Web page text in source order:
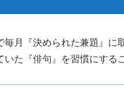
月『決められた兼題』に
た『俳句』を習慣にする